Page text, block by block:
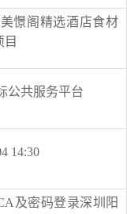
憬阁精选酒店食材
目
公共服务平台
14:30
及密码登录深圳阳